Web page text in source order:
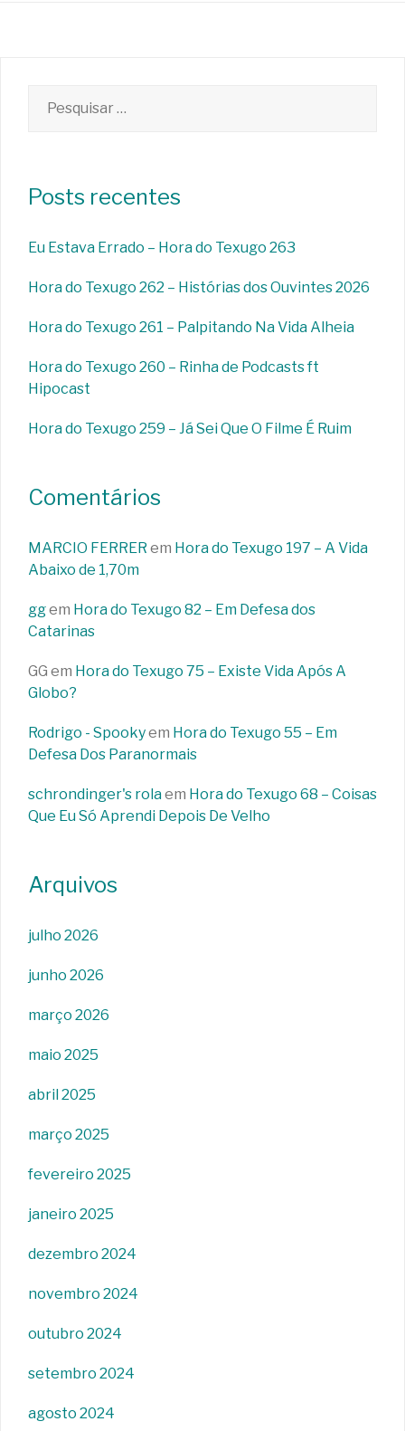
por:
Posts recentes
Eu Estava Errado – Hora do Texugo 263
Hora do Texugo 262 – Histórias dos Ouvintes 2026
Hora do Texugo 261 – Palpitando Na Vida Alheia
Hora do Texugo 260 – Rinha de Podcasts ft
Hipocast
Hora do Texugo 259 – Já Sei Que O Filme É Ruim
Comentários
MARCIO FERRER em Hora do Texugo 197 – A Vida
Abaixo de 1,70m
ggem Hora do Texugo 82 – Em Defesa dos
Catarinas
GG em Hora do Texugo 75 – Existe Vida Após A
Globo?
Rodrigo - Spookyem Hora do Texugo 55 – Em
Defesa Dos Paranormais
schrondinger's rolaem Hora do Texugo 68 – Coisas
Que Eu Só Aprendi Depois De Velho
Arquivos
julho 2026
junho 2026
março 2026
maio 2025
abril 2025
março 2025
fevereiro 2025
janeiro 2025
dezembro 2024
novembro 2024
outubro 2024
setembro 2024
agosto 2024